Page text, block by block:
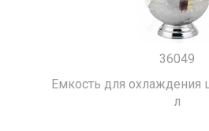
36049
Емкость для охлаждения
л